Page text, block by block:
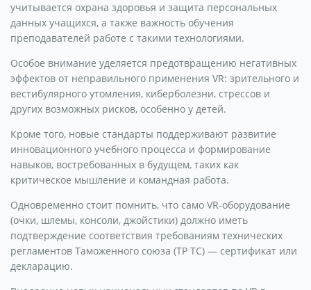
учитывается охрана здоровья и защита персональных
данных учащихся, а также важность обучения
преподавателей работе с такими технологиями.
Особое внимание уделяется предотвращению негативных
эффектов от неправильного применения VR: зрительного и
вестибулярного утомления, киберболезни, стрессов и
других возможных рисков, особенно у детей.
Кроме того, новые стандарты поддерживают развитие
инновационного учебного процесса и формирование
навыков, востребованных в будущем, таких как
критическое мышление и командная работа.
Одновременно стоит помнить, что само VR-оборудование
(очки, шлемы, консоли, джойстики) должно иметь
подтверждение соответствия требованиям технических
регламентов Таможенного союза (ТР ТС) — сертификат или
декларацию.